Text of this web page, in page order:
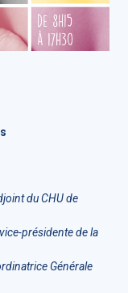
du CHU de
présidente de la
Générale